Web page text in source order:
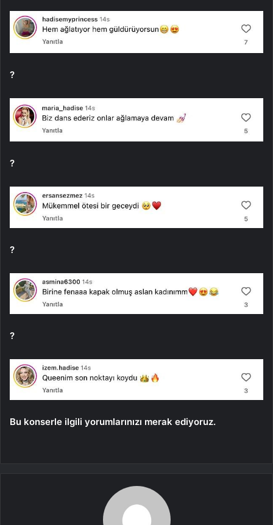
?
?
?
?
Bu konserle ilgili yorumlarınızı merak ediyoruz.